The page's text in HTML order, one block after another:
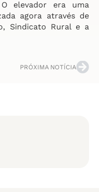
elevador era uma
agora através de
Sindicato Rural e a
PRÓXIMA NOTÍCIA